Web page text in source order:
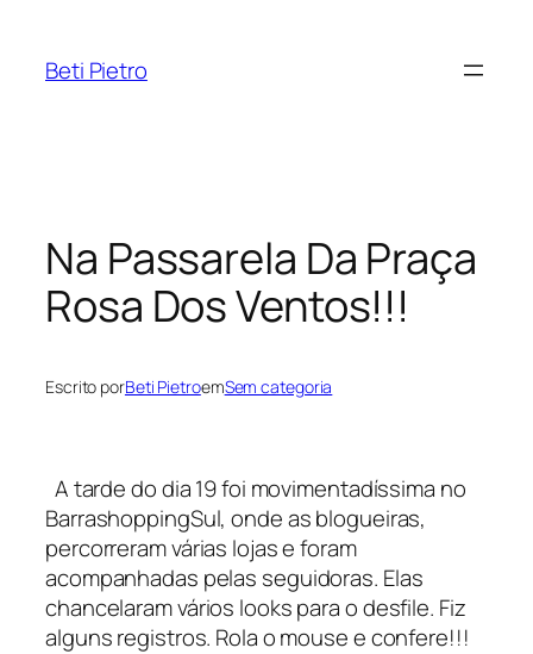
Beti Pietro
Na Passarela Da Praça
Rosa Dos Ventos!!!
Escrito porBeti PietroemSem categoria
A tarde do dia 19 foi movimentadíssima no
BarrashoppingSul, onde as blogueiras,
percorreram várias lojas e foram
acompanhadas pelas seguidoras. Elas
chancelaram vários looks para o desfile. Fiz
alguns registros. Rola o mouse e confere!!!